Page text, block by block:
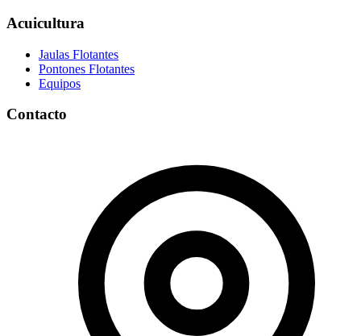
Acuicultura
Jaulas Flotantes
Pontones Flotantes
Equipos
Contacto